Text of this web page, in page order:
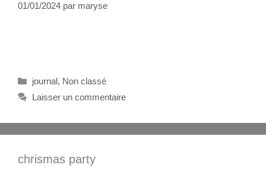
01/01/2024 par maryse
journal, Non classé
Laisser un commentaire
chrismas party